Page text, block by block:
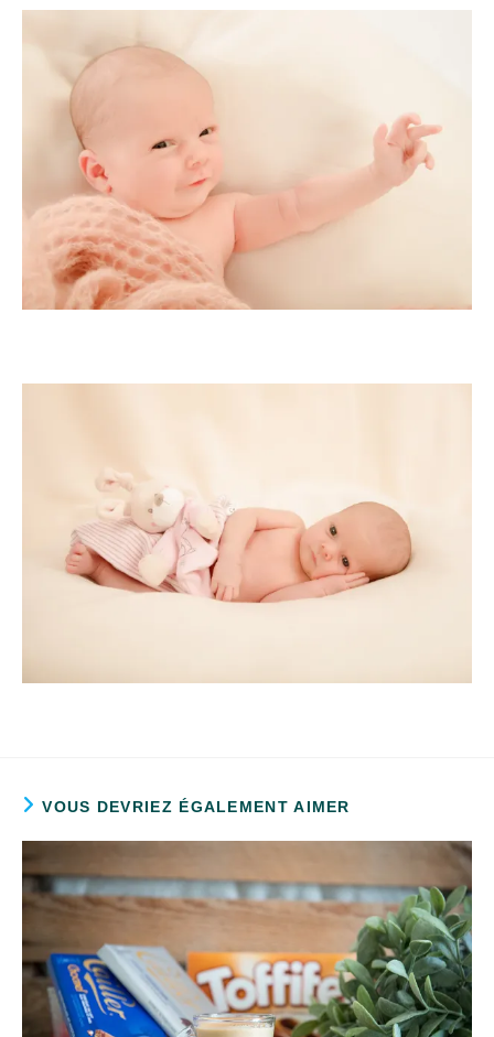
VOUS DEVRIEZ ÉGALEMENT AIMER